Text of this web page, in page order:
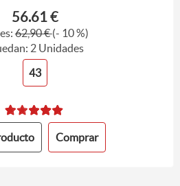
56.61 €
62,90 €(- 10 %)
2 Unidades
43
Comprar